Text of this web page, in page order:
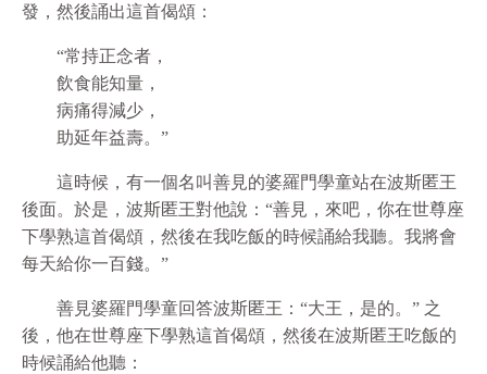
發，然後誦出這首偈頌：
“常持正念者，
飲食能知量，
病痛得減少，
助延年益壽。”
這時候，有一個名叫善見的婆羅門學童站在波斯匿王
後面。於是，波斯匿王對他說：“善見，來吧，你在世尊座
下學熟這首偈頌，然後在我吃飯的時候誦給我聽。我將會
每天給你一百錢。”
善見婆羅門學童回答波斯匿王：“大王，是的。” 之
後，他在世尊座下學熟這首偈頌，然後在波斯匿王吃飯的
時候誦給他聽：